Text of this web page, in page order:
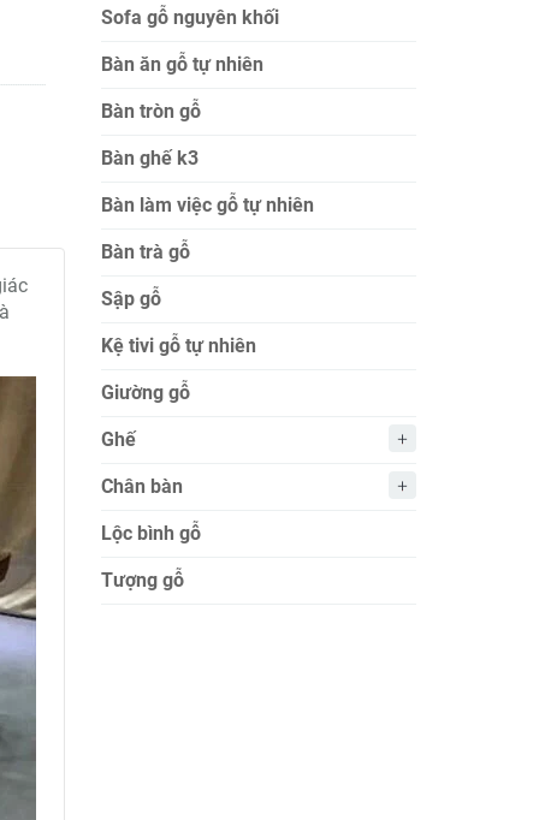
Sofa gỗ nguyên khối
Bàn ăn gỗ tự nhiên
Bàn tròn gỗ
Bàn ghế k3
Bàn làm việc gỗ tự nhiên
Bàn trà gỗ
Sập gỗ
Kệ tivi gỗ tự nhiên
Giường gỗ
Ghế
Chân bàn
Lộc bình gỗ
Tượng gỗ